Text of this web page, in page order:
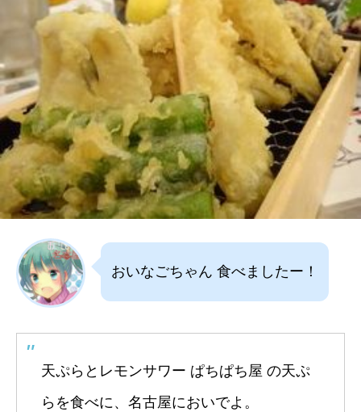
おいなごちゃん 食べましたー！
天ぷらとレモンサワー ぱちぱち屋 の天ぷ
らを食べに、名古屋においでよ。